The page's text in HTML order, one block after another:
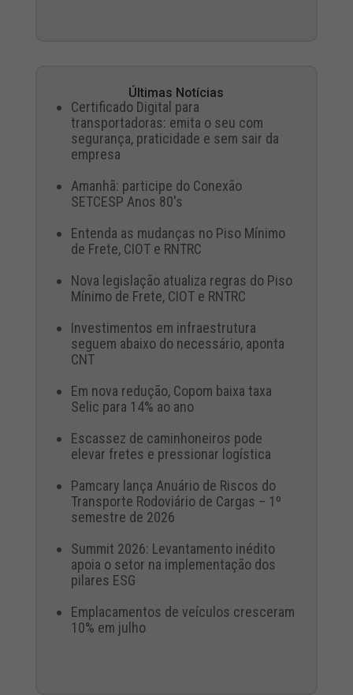
Últimas Notícias
Certificado Digital para
transportadoras: emita o seu com
segurança, praticidade e sem sair da
empresa
Amanhã: participe do Conexão
SETCESP Anos 80's
Entenda as mudanças no Piso Mínimo
de Frete, CIOT e RNTRC
Nova legislação atualiza regras do Piso
Mínimo de Frete, CIOT e RNTRC
Investimentos em infraestrutura
seguem abaixo do necessário, aponta
CNT
Em nova redução, Copom baixa taxa
Selic para 14% ao ano
Escassez de caminhoneiros pode
elevar fretes e pressionar logística
Pamcary lança Anuário de Riscos do
Transporte Rodoviário de Cargas – 1º
semestre de 2026
Summit 2026: Levantamento inédito
apoia o setor na implementação dos
pilares ESG
Emplacamentos de veículos cresceram
10% em julho